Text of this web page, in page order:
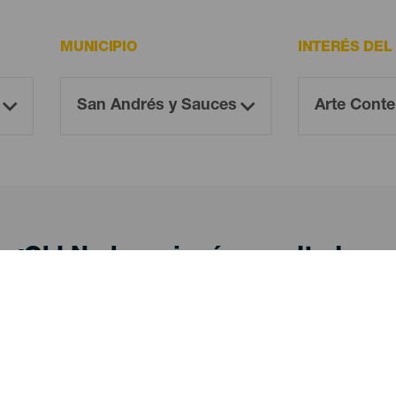
MUNICIPIO INTERÉS DEL
¡Oh! No hay ningún resultado...